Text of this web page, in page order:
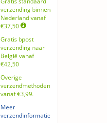
verzending binnen
Nederland vanaf
€37,50
Gratis bpost
verzending naar
België vanaf
€42,50
Overige
verzendmethoden
vanaf €3,99.
Meer
verzendinformatie